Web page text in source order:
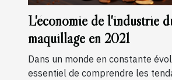
L'économie de l'industrie
maquillage en 2021
Dans un monde en constante
essentiel de comprendre les